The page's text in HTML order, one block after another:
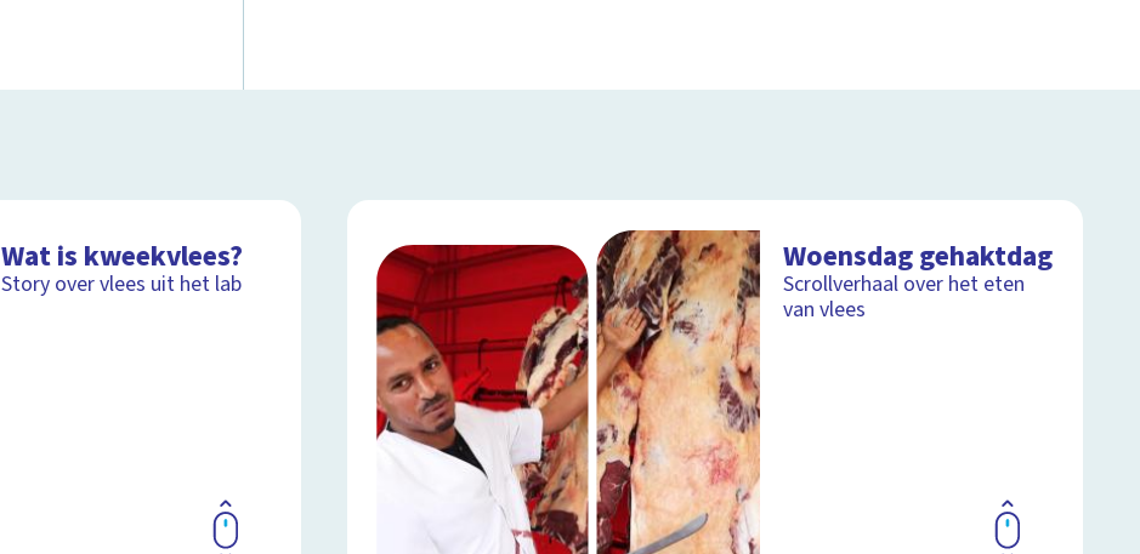
Wat is kweekvlees?
Story over vlees uit het lab
Woensdag gehaktdag
Scrollverhaal over het eten
van vlees